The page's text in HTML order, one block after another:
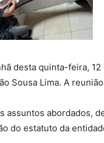
desta quinta-feira,
Sousa Lima. A
assuntos abordados,
do estatuto da